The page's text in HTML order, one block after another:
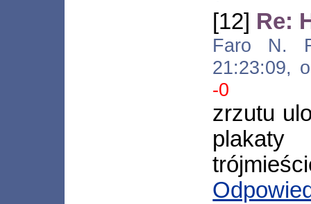
[12] Re:
Faro N.
21:23:09,
-0
zrzutu